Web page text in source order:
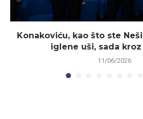
Konakoviću, kao što ste
iglene uši, sada
11/06/2026